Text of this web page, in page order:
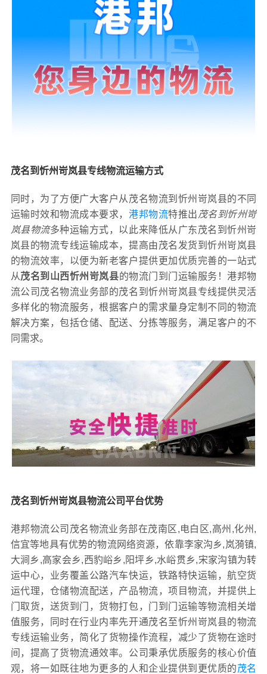
茂名到忻州岢岚县专线物流运输方式
同时，为了方便广大客户从茂名物流到忻州岢岚县的不同
运输时效和物流成本要求， 港邦物流特推出 茂名到忻州岢
岚县物流多种运输方式，以此来降低从广东茂名到忻州岢
岚县的物流专线运输成本，提高由茂名发货到忻州岢岚县
的物流效率，以便为新老客户提供更加优质完善的一站式
从茂名到山西忻州岢岚县的物流门到门运输服务！港邦物
流公司茂名物流业务部的茂名到忻州岢岚县专线提供灵活
多样化的物流服务，根据客户的需求量身定制不同的物流
解决方案，包括仓储、配送、分拣等服务，满足客户的不
同需求。
茂名到忻州岢岚县物流公司平台优势
港邦物流公司茂名物流业务部在茂南区,电白区,高州,化州,
信宜等地具有优势的物流网络资源，依靠李家沟乡,岚漪镇,
大涧乡,高家会乡,西豹峪乡,阳坪乡,水峪贯乡,宋家沟镇为转
运中心，业务覆盖公路汽车快运，铁路特快运输，航空货
运代理，仓储物流配送，产品物流，项目物流，并提供上
门取货，送货到门，货物打包，门到门运输等物流相关增
值服务，同时在行业内率先开通茂名至忻州岢岚县的物流
专线运输业务，简化了货物操作流程，减少了货物在途时
间，提高了货物流通效率。公司秉承优质服务的核心价值
观，将一如既往地为更多的人和企业提供到更优质的茂名